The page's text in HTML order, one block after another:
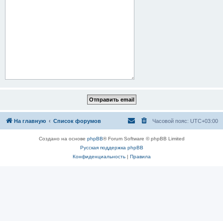
На главную Список форумов Часовой пояс: UTC+03:00
Создано на основе phpBB® Forum Software © phpBB Limited
Русская поддержка phpBB
Конфиденциальность| Правила